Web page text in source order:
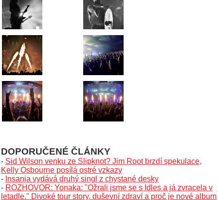
DOPORUČENÉ ČLÁNKY
- Sid Wilson venku ze Slipknot? Jim Root brzdí spekulace,
Kelly Osbourne posílá ostré vzkazy
- Insania vydává druhý singl z chystané desky
- ROZHOVOR: Yonaka: "Ožrali jsme se s Idles a já zvracela v
letadle." Divoké tour story, duševní zdraví a proč je nové album